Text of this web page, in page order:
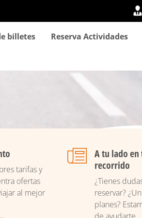
billetes
Reserva Actividades
tarifas y
ofertas
al mejor
A tu lado
recorrido
¿Tienes
reservar?
planes?